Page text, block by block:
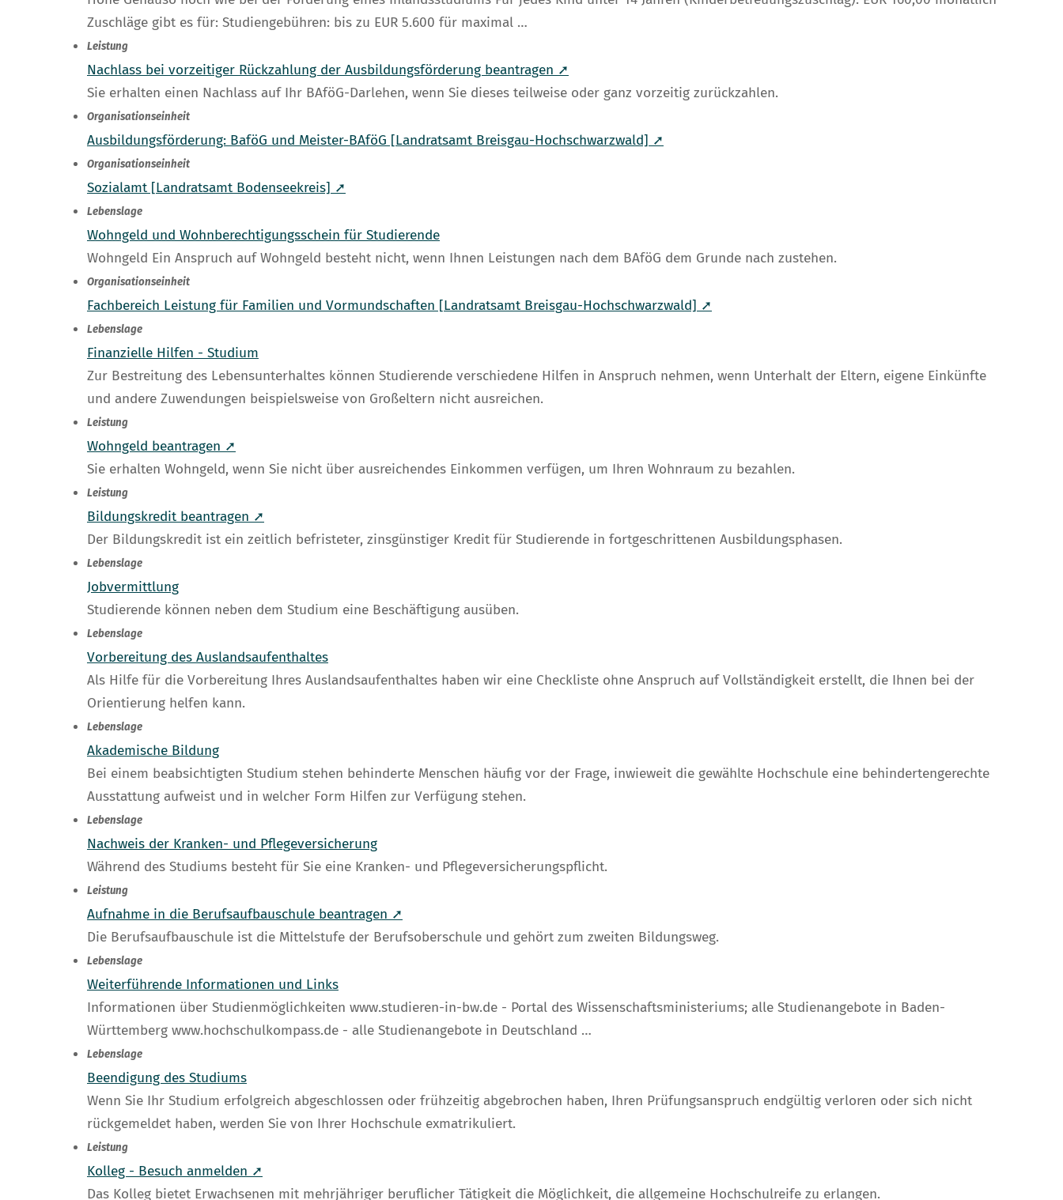
Zuschläge gibt es für: Studiengebühren: bis zu EUR 5.600 für maximal …
Leistung
Nachlass bei vorzeitiger Rückzahlung der Ausbildungsförderung beantragen ➚
Sie erhalten einen Nachlass auf Ihr BAföG-Darlehen, wenn Sie dieses teilweise oder ganz vorzeitig zurückzahlen.
Organisationseinheit
Ausbildungsförderung: BaföG und Meister-BAföG [Landratsamt Breisgau-Hochschwarzwald] ➚
Organisationseinheit
Sozialamt [Landratsamt Bodenseekreis] ➚
Lebenslage
Wohngeld und Wohnberechtigungsschein für Studierende
Wohngeld Ein Anspruch auf Wohngeld besteht nicht, wenn Ihnen Leistungen nach dem BAföG dem Grunde nach zustehen.
Organisationseinheit
Fachbereich Leistung für Familien und Vormundschaften [Landratsamt Breisgau-Hochschwarzwald] ➚
Lebenslage
Finanzielle Hilfen - Studium
Zur Bestreitung des Lebensunterhaltes können Studierende verschiedene Hilfen in Anspruch nehmen, wenn Unterhalt der Eltern, eigene Einkünfte
und andere Zuwendungen beispielsweise von Großeltern nicht ausreichen.
Leistung
Wohngeld beantragen ➚
Sie erhalten Wohngeld, wenn Sie nicht über ausreichendes Einkommen verfügen, um Ihren Wohnraum zu bezahlen.
Leistung
Bildungskredit beantragen ➚
Der Bildungskredit ist ein zeitlich befristeter, zinsgünstiger Kredit für Studierende in fortgeschrittenen Ausbildungsphasen.
Lebenslage
Jobvermittlung
Studierende können neben dem Studium eine Beschäftigung ausüben.
Lebenslage
Vorbereitung des Auslandsaufenthaltes
Als Hilfe für die Vorbereitung Ihres Auslandsaufenthaltes haben wir eine Checkliste ohne Anspruch auf Vollständigkeit erstellt, die Ihnen bei der
Orientierung helfen kann.
Lebenslage
Akademische Bildung
Bei einem beabsichtigten Studium stehen behinderte Menschen häufig vor der Frage, inwieweit die gewählte Hochschule eine behindertengerechte
Ausstattung aufweist und in welcher Form Hilfen zur Verfügung stehen.
Lebenslage
Nachweis der Kranken- und Pflegeversicherung
Während des Studiums besteht für Sie eine Kranken- und Pflegeversicherungspflicht.
Leistung
Aufnahme in die Berufsaufbauschule beantragen ➚
Die Berufsaufbauschule ist die Mittelstufe der Berufsoberschule und gehört zum zweiten Bildungsweg.
Lebenslage
Weiterführende Informationen und Links
Informationen über Studienmöglichkeiten www.studieren-in-bw.de - Portal des Wissenschaftsministeriums; alle Studienangebote in Baden-
Württemberg www.hochschulkompass.de - alle Studienangebote in Deutschland …
Lebenslage
Beendigung des Studiums
Wenn Sie Ihr Studium erfolgreich abgeschlossen oder frühzeitig abgebrochen haben, Ihren Prüfungsanspruch endgültig verloren oder sich nicht
rückgemeldet haben, werden Sie von Ihrer Hochschule exmatrikuliert.
Leistung
Kolleg - Besuch anmelden ➚
Das Kolleg bietet Erwachsenen mit mehrjähriger beruflicher Tätigkeit die Möglichkeit, die allgemeine Hochschulreife zu erlangen.